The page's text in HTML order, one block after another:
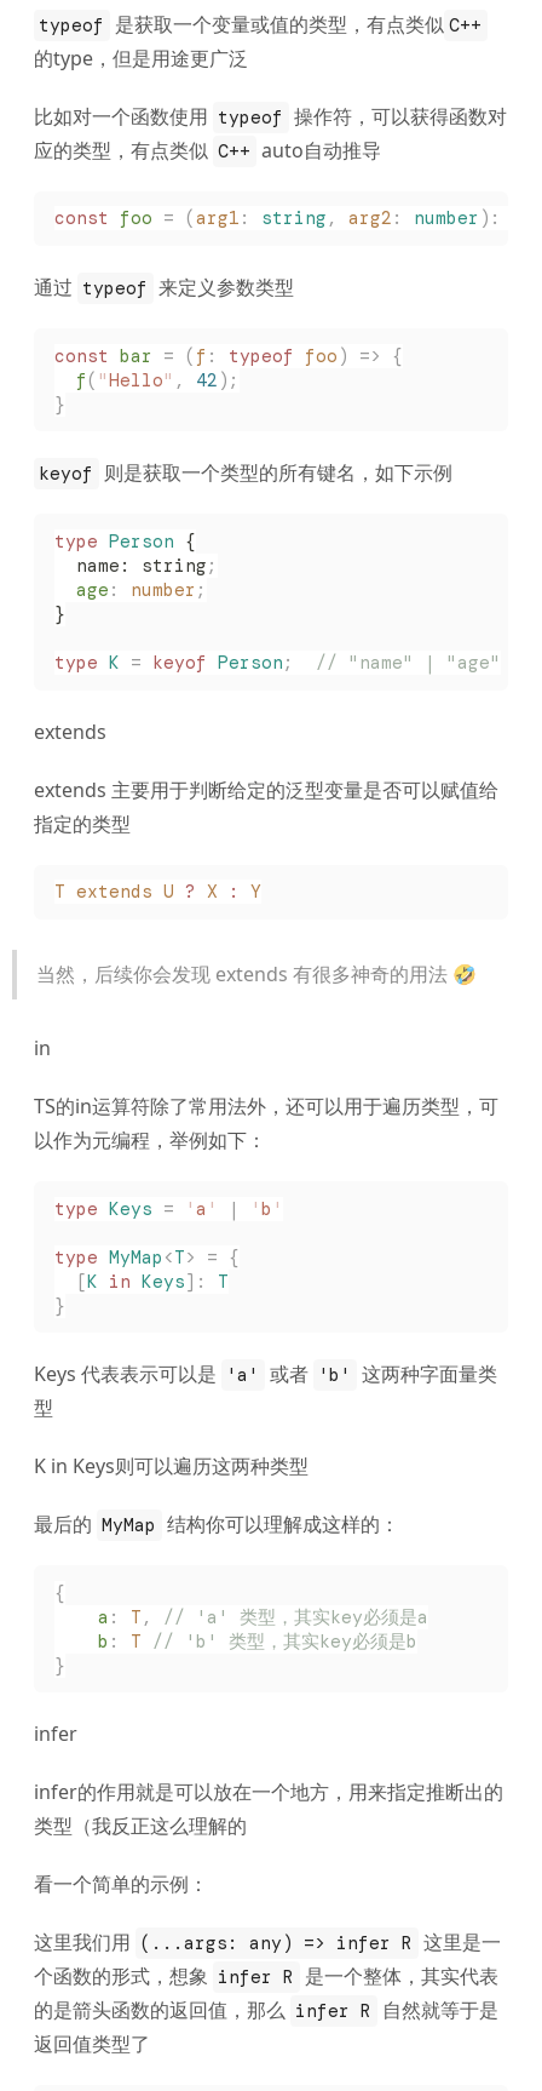
typeof 是获取一个变量或值的类型，有点类似 C++
的type，但是用途更广泛
比如对一个函数使用 typeof 操作符，可以获得函数对
应的类型，有点类似 C++ auto自动推导
const foo = (arg1 : string , arg2 : number ):
通过 typeof 来定义参数类型
const bar = ( f : typeof foo ) => {
  f
( "Hello" , 42 );
}
keyof 则是获取一个类型的所有键名，如下示例
type Person {
  name: string
;
  age
: number ;
}
type K = keyof Person ;
  // "name" | "age"
extends
extends 主要用于判断给定的泛型变量是否可以赋值给
指定的类型
T extends U ? X : Y
当然，后续你会发现 extends 有很多神奇的用法 🤣
in
TS的in运算符除了常用法外，还可以用于遍历类型，可
以作为元编程，举例如下：
type Keys = ' a ' | ' b '
type MyMap <T> = {
  [
K in Keys]: T
}
Keys 代表表示可以是 'a' 或者 'b'
这两种字面量类
型
K in Keys则可以遍历这两种类型
最后的 MyMap 结构你可以理解成这样的：
{
	a
: T ,
// 'a' 类型，其实key必须是a
	b
: T // 'b' 类型，其实key必须是b
}
infer
infer的作用就是可以放在一个地方，用来指定推断出的
类型（我反正这么理解的
看一个简单的示例：
这里我们用 (...args: any) => infer R 这里是一
个函数的形式，想象 infer R 是一个整体，其实代表
的是箭头函数的返回值，那么 infer R
自然就等于是
返回值类型了